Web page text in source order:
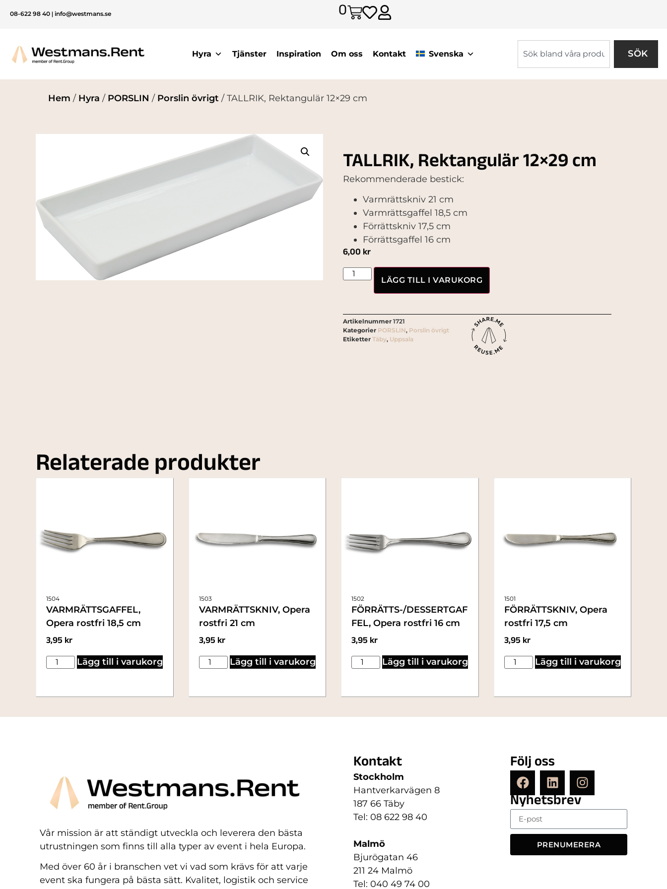
08-622 98 40 | info@westmans.se 0
Hyra Tjänster Inspiration Om oss Kontakt Svenska SÖK
Hem / Hyra / PORSLIN / Porslin övrigt / TALLRIK, Rektangulär 12×29 cm
TALLRIK, Rektangulär 12×29 cm
Rekommenderade bestick:
Varmrättskniv 21 cm
Varmrättsgaffel 18,5 cm
Förrättskniv 17,5 cm
Förrättsgaffel 16 cm
6,00 kr
LÄGG TILL I VARUKORG
Artikelnummer1721
Kategorier PORSLIN, Porslin övrigt
Etiketter Täby, Uppsala
Relaterade produkter
1504
VARMRÄTTSGAFFEL,
Opera rostfri 18,5 cm
3,95 kr
Lägg till i varukorg
1503
VARMRÄTTSKNIV, Opera
rostfri 21 cm
3,95 kr
Lägg till i varukorg
1502
FÖRRÄTTS-/DESSERTGAF
FEL, Opera rostfri 16 cm
3,95 kr
Lägg till i varukorg
1501
FÖRRÄTTSKNIV, Opera
rostfri 17,5 cm
3,95 kr
Lägg till i varukorg
Vår mission är att ständigt utveckla och leverera den bästa
utrustningen som finns till alla typer av event i hela Europa.
Med över 60 år i branschen vet vi vad som krävs för att varje
event ska fungera på bästa sätt. Kvalitet, logistik och service
Kontakt
Stockholm
Hantverkarvägen 8
187 66 Täby
Tel: 08 622 98 40
Malmö
Bjurögatan 46
211 24 Malmö
Tel: 040 49 74 00
Följ oss
Nyhetsbrev
PRENUMERERA